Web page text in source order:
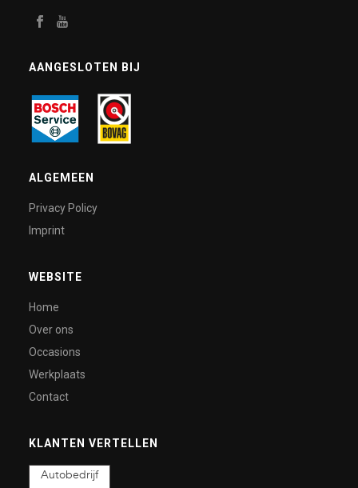
AANGESLOTEN BIJ
ALGEMEEN
Privacy Policy
Imprint
WEBSITE
Home
Over ons
Occasions
Werkplaats
Contact
KLANTEN VERTELLEN
Autobedrijf